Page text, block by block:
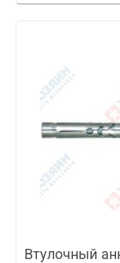
Втулочный